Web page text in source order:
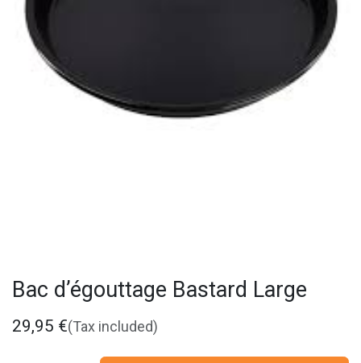
Bac d’égouttage Bastard Large
29,95 €(Tax included)